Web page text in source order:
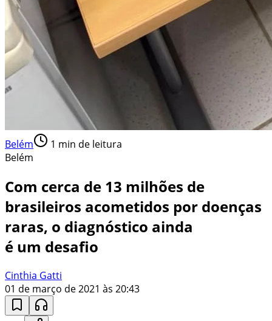
Belém 1 min de leitura
Belém
Com cerca de 13 milhões de
brasileiros acometidos por doenças
raras, o diagnóstico ainda
é um desafio
Cinthia Gatti
01 de março de 2021 às 20:43